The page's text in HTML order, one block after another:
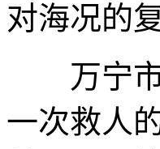
对海况的
万宁市
一次救人